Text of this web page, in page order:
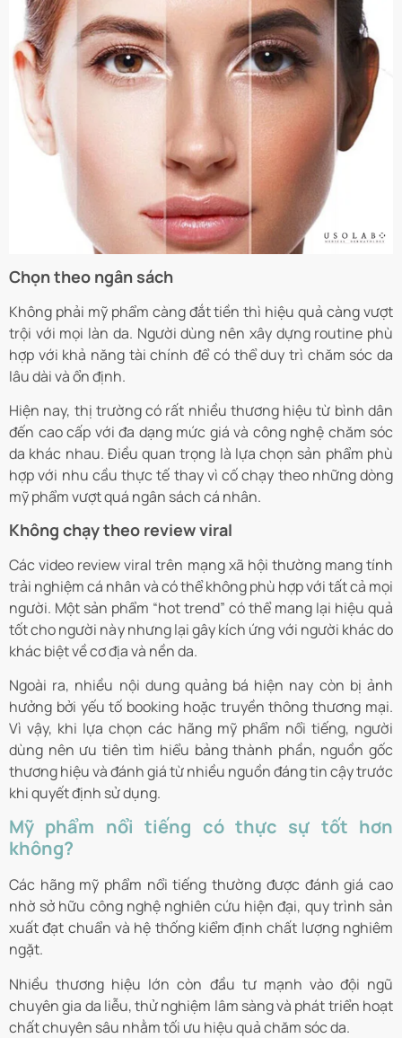
Chọn theo ngân sách
Không phải mỹ phẩm càng đắt tiền thì hiệu quả càng vượt
trội với mọi làn da. Người dùng nên xây dựng routine phù
hợp với khả năng tài chính để có thể duy trì chăm sóc da
lâu dài và ổn định.
Hiện nay, thị trường có rất nhiều thương hiệu từ bình dân
đến cao cấp với đa dạng mức giá và công nghệ chăm sóc
da khác nhau. Điều quan trọng là lựa chọn sản phẩm phù
hợp với nhu cầu thực tế thay vì cố chạy theo những dòng
mỹ phẩm vượt quá ngân sách cá nhân.
Không chạy theo review viral
Các video review viral trên mạng xã hội thường mang tính
trải nghiệm cá nhân và có thể không phù hợp với tất cả mọi
người. Một sản phẩm “hot trend” có thể mang lại hiệu quả
tốt cho người này nhưng lại gây kích ứng với người khác do
khác biệt về cơ địa và nền da.
Ngoài ra, nhiều nội dung quảng bá hiện nay còn bị ảnh
hưởng bởi yếu tố booking hoặc truyền thông thương mại.
Vì vậy, khi lựa chọn các hãng mỹ phẩm nổi tiếng, người
dùng nên ưu tiên tìm hiểu bảng thành phần, nguồn gốc
thương hiệu và đánh giá từ nhiều nguồn đáng tin cậy trước
khi quyết định sử dụng.
Mỹ phẩm nổi tiếng có thực sự tốt hơn
không?
Các hãng mỹ phẩm nổi tiếng thường được đánh giá cao
nhờ sở hữu công nghệ nghiên cứu hiện đại, quy trình sản
xuất đạt chuẩn và hệ thống kiểm định chất lượng nghiêm
ngặt.
Nhiều thương hiệu lớn còn đầu tư mạnh vào đội ngũ
chuyên gia da liễu, thử nghiệm lâm sàng và phát triển hoạt
chất chuyên sâu nhằm tối ưu hiệu quả chăm sóc da.